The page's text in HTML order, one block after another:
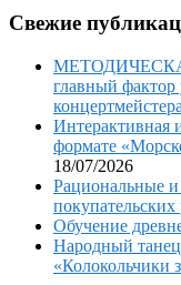
Свежие
главный фактор
Интерактивная
формате
18/07/2026
Рациональные
Обучение
Народный
«Колокольчики